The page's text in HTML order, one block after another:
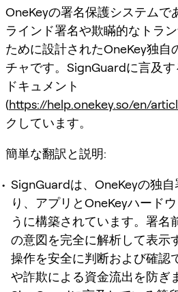
OneKeyの署名保護システムで
ラインド署名や欺瞞的なトラ
ために設計されたOneKey独自
チャです。SignGuardに言及
ドキュメント
(https://help.onekey.so/en/
クしています。
簡単な翻訳と説明:
SignGuardは、OneKeyの独
り、アプリとOneKeyハード
うに構築されています。署名
の意図を完全に解析して表示
操作を安全に判断および確認
や詐欺による資金流出を防ぎ